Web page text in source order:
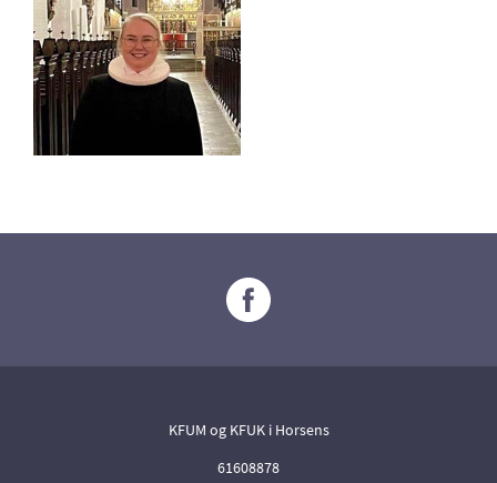
KFUM og KFUK i Horsens
61608878